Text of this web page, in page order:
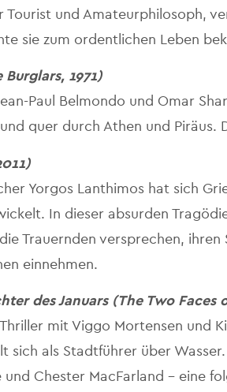
Tourist und Amateurphilosoph,
sie zum ordentlichen Leben
1971)
Paul Belmondo und Omar
quer durch Athen und
Yorgos Lanthimos hat sich
In dieser absurden
Trauernden versprechen,
einnehmen.
des Januars (The Two Faces
mit Viggo Mortensen und
sich als Stadtführer über
Chester MacFarland – eine